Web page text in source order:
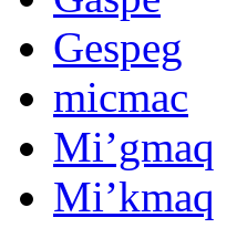
Gespeg
micmac
Mi’gmaq
Mi’kmaq